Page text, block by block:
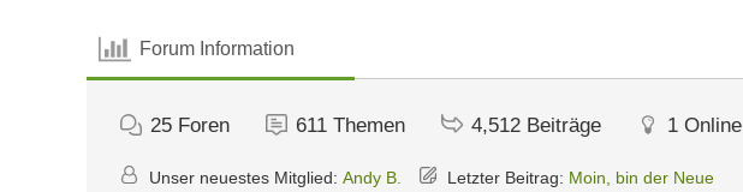
Forum Information
25 Foren 611 Themen 4,512 Beiträge 1 Online
Unser neuestes Mitglied: Andy B. Letzter Beitrag: Moin, bin der Neue